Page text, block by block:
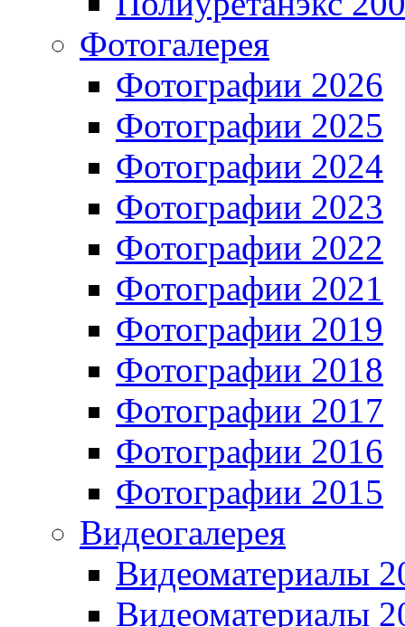
Фотогалерея
Фотографии 2026
Фотографии 2025
Фотографии 2024
Фотографии 2023
Фотографии 2022
Фотографии 2021
Фотографии 2019
Фотографии 2018
Фотографии 2017
Фотографии 2016
Фотографии 2015
Видеогалерея
Видеоматериалы
Видеоматериалы